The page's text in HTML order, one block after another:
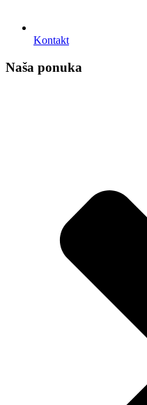
Kontakt
Naša ponuka